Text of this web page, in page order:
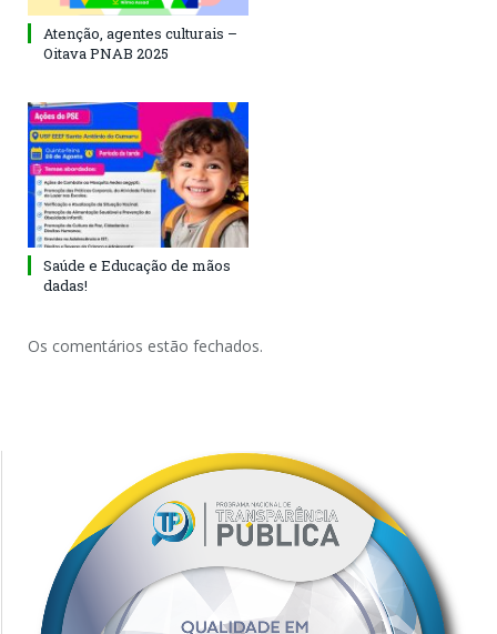
Atenção, agentes culturais –
Oitava PNAB 2025
Saúde e Educação de mãos
dadas!
Os comentários estão fechados.